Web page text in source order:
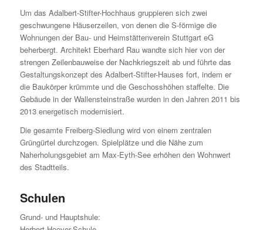
Um das Adalbert-Stifter-Hochhaus gruppieren sich zwei
geschwungene Häuserzeilen, von denen die S-förmige die
Wohnungen der Bau- und Heimstättenverein Stuttgart eG
beherbergt. Architekt Eberhard Rau wandte sich hier von der
strengen Zeilenbauweise der Nachkriegszeit ab und führte das
Gestaltungskonzept des Adalbert-Stifter-Hauses fort, indem er
die Baukörper krümmte und die Geschosshöhen staffelte. Die
Gebäude in der Wallensteinstraße wurden in den Jahren 2011 bis
2013 energetisch modernisiert.
Die gesamte Freiberg-Siedlung wird von einem zentralen
Grüngürtel durchzogen. Spielplätze und die Nähe zum
Naherholungsgebiet am Max-Eyth-See erhöhen den Wohnwert
des Stadtteils.
Schulen
Grund- und Hauptshule: